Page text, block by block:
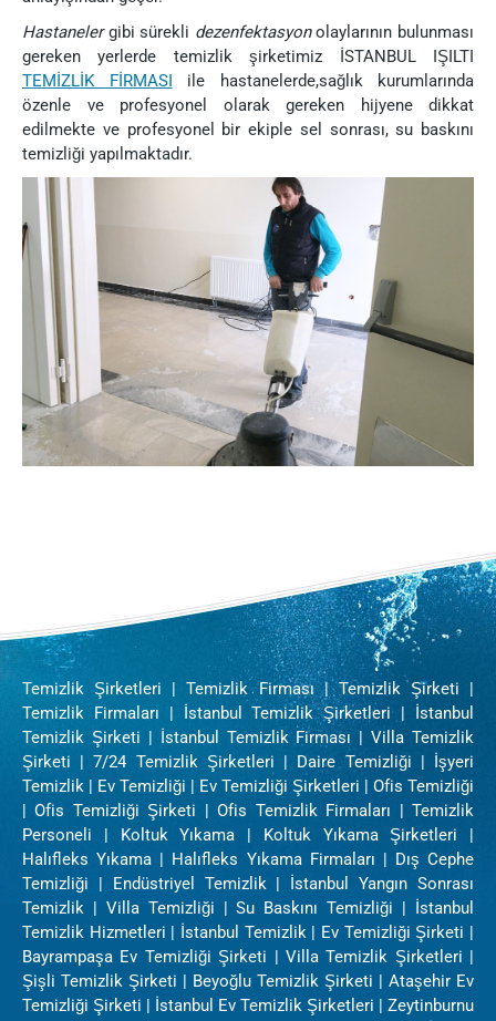
Hastanelergibi sürekli dezenfektasyonolaylarının bulunması
gereken yerlerde temizlik şirketimiz İSTANBUL IŞILTI
TEMİZLİK FİRMASI ile hastanelerde,sağlık kurumlarında
özenle ve profesyonel olarak gereken hijyene dikkat
edilmekte ve profesyonel bir ekiple sel sonrası, su baskını
temizliği yapılmaktadır.
Temizlik Şirketleri | Temizlik Firması | Temizlik Şirketi |
Temizlik Firmaları | İstanbul Temizlik Şirketleri | İstanbul
Temizlik Şirketi | İstanbul Temizlik Firması | Villa Temizlik
Şirketi | 7/24 Temizlik Şirketleri | Daire Temizliği | İşyeri
Temizlik | Ev Temizliği | Ev Temizliği Şirketleri | Ofis Temizliği
| Ofis Temizliği Şirketi | Ofis Temizlik Firmaları | Temizlik
Personeli | Koltuk Yıkama | Koltuk Yıkama Şirketleri |
Halıfleks Yıkama | Halıfleks Yıkama Firmaları | Dış Cephe
Temizliği | Endüstriyel Temizlik | İstanbul Yangın Sonrası
Temizlik | Villa Temizliği | Su Baskını Temizliği | İstanbul
Temizlik Hizmetleri | İstanbul Temizlik | Ev Temizliği Şirketi |
Bayrampaşa Ev Temizliği Şirketi | Villa Temizlik Şirketleri |
Şişli Temizlik Şirketi | Beyoğlu Temizlik Şirketi | Ataşehir Ev
Temizliği Şirketi | İstanbul Ev Temizlik Şirketleri | Zeytinburnu